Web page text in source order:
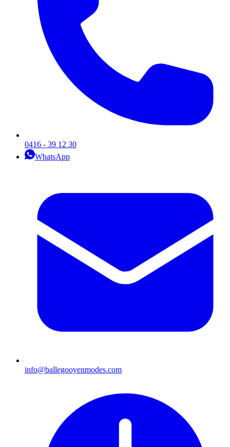
Kleding van Blue Industry
In onze shop vind je een ruime selectie Blue Industry items, waaronder
Blue Industry colberts
Blue Industry broekenen nog veel meer. Elk item is zorgvuldig
ontworpen met aandacht voor detail en vervaardigd van
hoogwaardige materialen waardoor comfort en duurzaamheid
gewaarborgd zijn. Met Blue Industry ben je verzekerd van kleding die
niet alleen indruk maakt op het gebied van stijl, maar ook lang
meegaat. De kleding van Blue Industry valt ook goed te combineren
colberts of laat je verrassen door onze tijdloze overhemden collectie.
0416 - 39 12 30
WhatsApp
info@ballegooyenmodes.com